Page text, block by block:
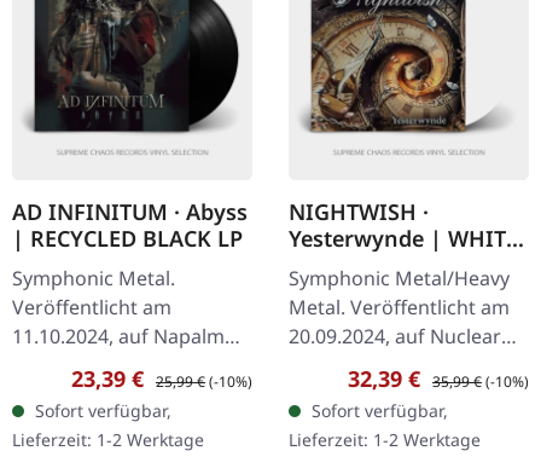
AD INFINITUM · Abyss
| RECYCLED BLACK LP
Symphonic Metal.
Veröffentlicht am
11.10.2024, auf Napalm
Records. Recyceltes
schwarzes Vinyl im
Gatefold-Cover. Die
schweizerisch-deutsche…
Verkaufspreis:
23,39 € Regulärer Preis:
25,99 €(-10%)
Sofort verfügbar,
Lieferzeit: 1-2 Werktage
NIGHTWISH ·
Yesterwynde | WHITE
2LP
Symphonic Metal/Heavy
Metal. Veröffentlicht am
20.09.2024, auf Nuclear
Blast Records. Weißes
Doppel-Vinyl im Gatefold-
Cover. Nightwish kehren
mit…
Verkaufspreis:
32,39 € Regulärer Preis:
35,99 €(-10%)
Sofort verfügbar,
Lieferzeit: 1-2 Werktage